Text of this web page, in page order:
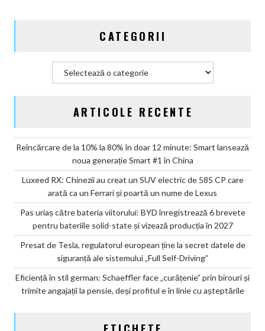
în
CATEGORII
ARTICOLE RECENTE
Reîncărcare de la 10% la 80% în doar 12 minute: Smart lansează
noua generație Smart #1 în China
Luxeed RX: Chinezii au creat un SUV electric de 585 CP care
arată ca un Ferrari și poartă un nume de Lexus
Pas uriaș către bateria viitorului: BYD înregistrează 6 brevete
pentru bateriile solid-state și vizează producția în 2027
Presat de Tesla, regulatorul european ține la secret datele de
siguranță ale sistemului „Full Self-Driving”
Eficiență în stil german: Schaeffler face „curățenie” prin birouri și
trimite angajații la pensie, deși profitul e în linie cu așteptările